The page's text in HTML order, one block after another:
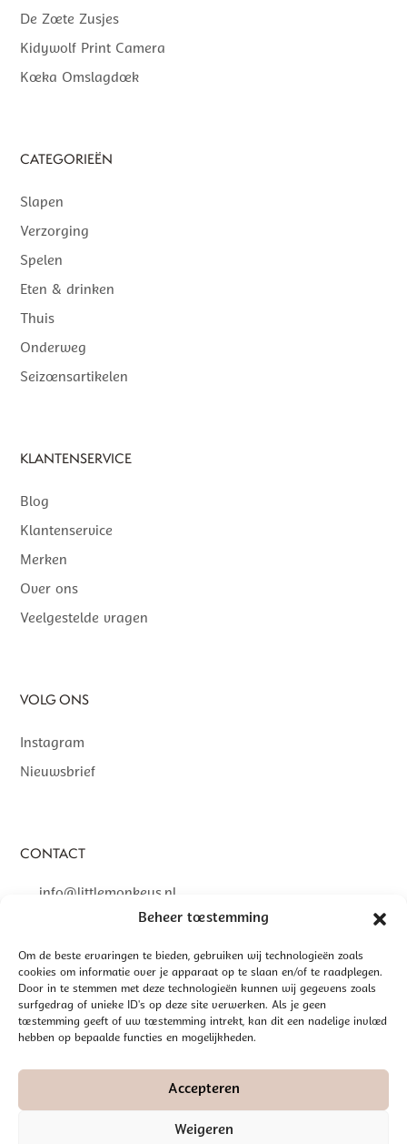
Beheer toestemming
Om de beste ervaringen te bieden, gebruiken wij technologieën zoals
cookies om informatie over je apparaat op te slaan en/of te raadplegen.
Door in te stemmen met deze technologieën kunnen wij gegevens zoals
surfgedrag of unieke ID's op deze site verwerken. Als je geen
toestemming geeft of uw toestemming intrekt, kan dit een nadelige invloed
hebben op bepaalde functies en mogelijkheden.
Accepteren
Weigeren
De Zoete Zusjes
Kidywolf Print Camera
Koeka Omslagdoek
CATEGORIEËN
Slapen
Verzorging
Spelen
Eten & drinken
Thuis
Onderweg
Seizoensartikelen
KLANTENSERVICE
Blog
Klantenservice
Merken
Over ons
Veelgestelde vragen
VOLG ONS
Instagram
Nieuwsbrief
CONTACT
info@littlemonkeys.nl
©2026 LITTLE MONKEYS | GEREALISEERD DOORINTERLY
ALGEMENE VOORWAARDEN
PRIVACYBELEID